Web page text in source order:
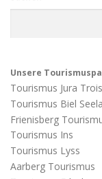
Unsere
Tourismus Jura
Tourismus Biel
Frienisberg
Tourismus Ins
Tourismus Lyss
Aarberg Tourismus